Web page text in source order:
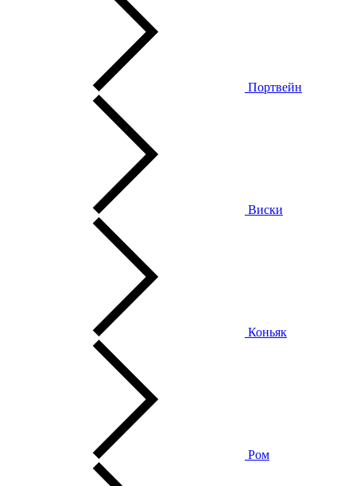
Портвейн
Виски
Коньяк
Ром